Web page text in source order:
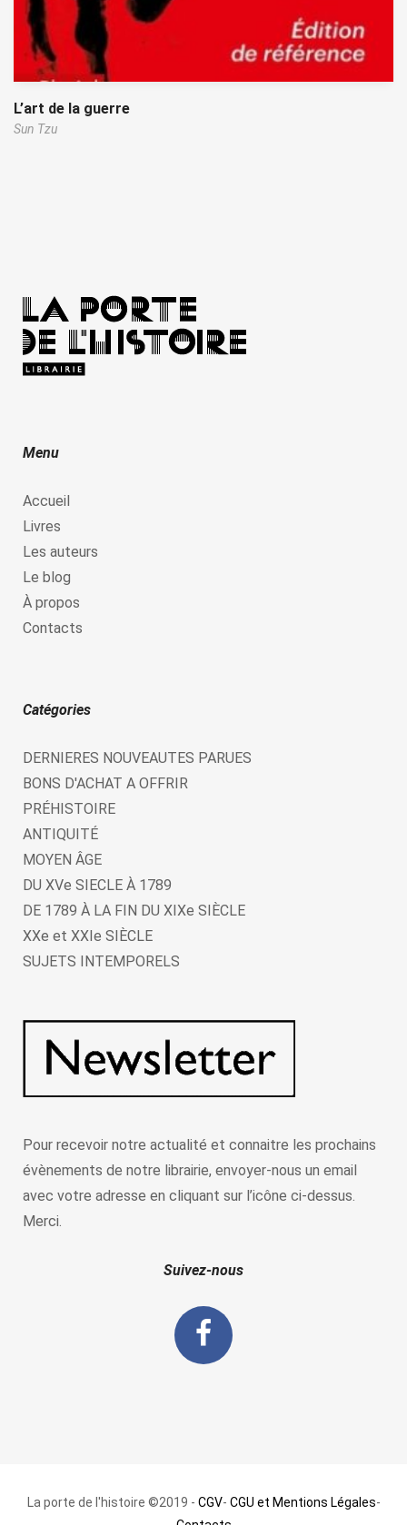
L’art de la guerre
Sun Tzu
Menu
Accueil
Livres
Les auteurs
Le blog
À propos
Contacts
Catégories
DERNIERES NOUVEAUTES PARUES
BONS D'ACHAT A OFFRIR
PRÉHISTOIRE
ANTIQUITÉ
MOYEN ÂGE
DU XVe SIECLE À 1789
DE 1789 À LA FIN DU XIXe SIÈCLE
XXe et XXIe SIÈCLE
SUJETS INTEMPORELS
Pour recevoir notre actualité et connaitre les prochains
évènements de notre librairie, envoyer-nous un email
avec votre adresse en cliquant sur l’icône ci-dessus.
Merci.
Suivez-nous
La porte de l'histoire ©2019 - CGV- CGU et Mentions Légales-